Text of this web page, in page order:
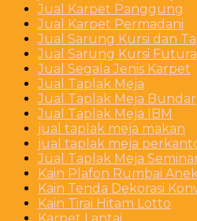
Jual Karpet Panggung
Jual Karpet Permadani
Jual Sarung Kursi dan
Jual Sarung Kursi Futura
Jual Segala Jenis Karpet
Jual Taplak Meja
Jual Taplak Meja Bundar
Jual Taplak Meja IBM
jual taplak meja makan
jual taplak meja
Jual Taplak Meja
Kain Plafon Rumbai
Kain Tenda Dekorasi
Kain Tirai Hitam Lotto